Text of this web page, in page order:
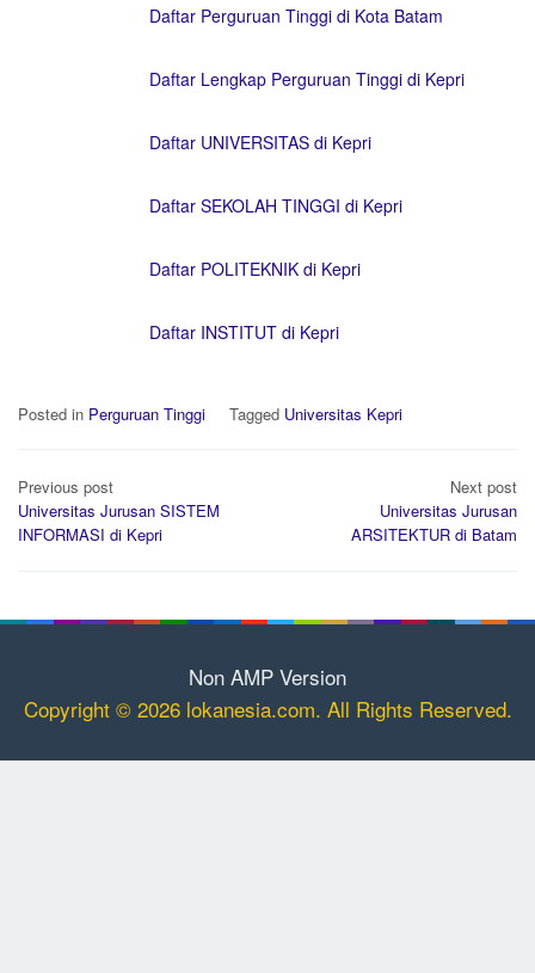
Daftar Perguruan Tinggi di Kota Batam
Daftar Lengkap Perguruan Tinggi di Kepri
Daftar UNIVERSITAS di Kepri
Daftar SEKOLAH TINGGI di Kepri
Daftar POLITEKNIK di Kepri
Daftar INSTITUT di Kepri
Posted in Perguruan Tinggi Tagged Universitas Kepri
Post
navigation
Previous post
Universitas Jurusan SISTEM
INFORMASI di Kepri
Next post
Universitas Jurusan
ARSITEKTUR di Batam
Non AMP Version
Copyright © 2026 lokanesia.com. All Rights Reserved.